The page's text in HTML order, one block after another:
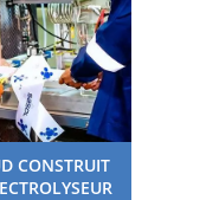
CONSTRUIT